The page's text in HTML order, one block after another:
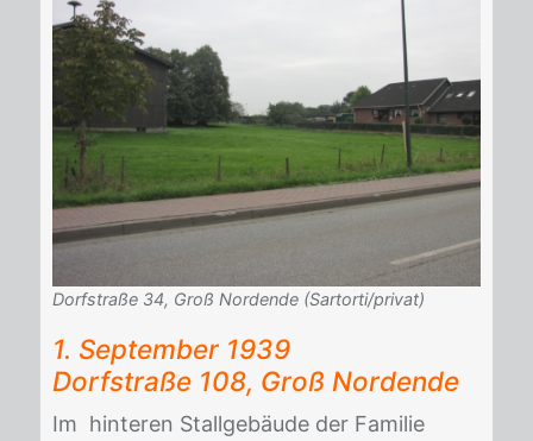
Dorfstraße 34, Groß Nordende (Sartorti/privat)
1. Sep­tem­ber 1939
Dorf­stra­ße 108, Groß Nor­den­de
Im hin­te­ren Stall­ge­bäu­de der Fa­mi­lie